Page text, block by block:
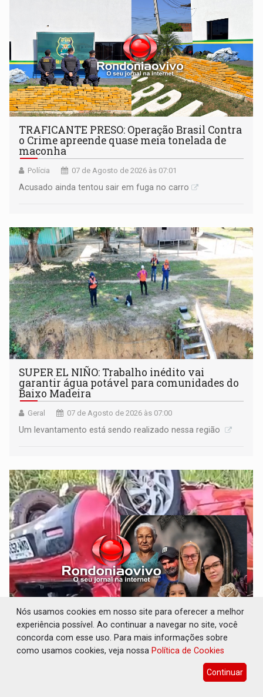
TRAFICANTE PRESO: Operação Brasil Contra
o Crime apreende quase meia tonelada de
maconha
Polícia 07 de Agosto de 2026 às 07:01
Acusado ainda tentou sair em fuga no carro
SUPER EL NIÑO: Trabalho inédito vai
garantir água potável para comunidades do
Baixo Madeira
Geral 07 de Agosto de 2026 às 07:00
Um levantamento está sendo realizado nessa região
FAMÍLIA MORREU: Identificadas as cinco
vítimas de acidente na BR-364, entre elas
uma criança
Polícia 07 de Agosto de 2026 às 06:13
Estavam indo aproveitar o feriadão prolongado na casa
Nós usamos cookies em nosso site para oferecer a melhor
experiência possível. Ao continuar a navegar no site, você
concorda com esse uso. Para mais informações sobre
como usamos cookies, veja nossa Política de Cookies
Continuar